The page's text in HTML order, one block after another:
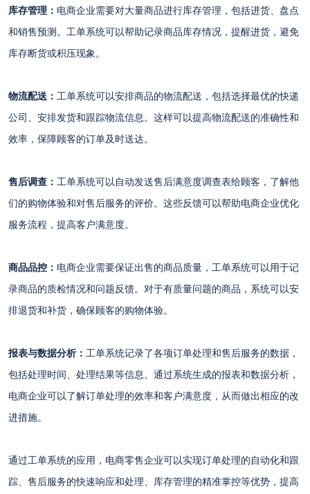
库存管理： 电商企业需要对大量商品进行库存管理，包括进货、盘点
和销售预测。工单系统可以帮助记录商品库存情况，提醒进货，避免
库存断货或积压现象。
物流配送：工单系统可以安排商品的物流配送，包括选择最优的快递
公司、安排发货和跟踪物流信息。这样可以提高物流配送的准确性和
效率，保障顾客的订单及时送达。
售后调查：工单系统可以自动发送售后满意度调查表给顾客，了解他
们的购物体验和对售后服务的评价。这些反馈可以帮助电商企业优化
服务流程，提高客户满意度。
商品品控： 电商企业需要保证出售的商品质量，工单系统可以用于记
录商品的质检情况和问题反馈。对于有质量问题的商品，系统可以安
排退货和补货，确保顾客的购物体验。
报表与数据分析：工单系统记录了各项订单处理和售后服务的数据，
包括处理时间、处理结果等信息。通过系统生成的报表和数据分析，
电商企业可以了解订单处理的效率和客户满意度，从而做出相应的改
进措施。
通过工单系统的应用，电商零售企业可以实现订单处理的自动化和跟
踪、售后服务的快速响应和处理、库存管理的精准掌控等优势，提高